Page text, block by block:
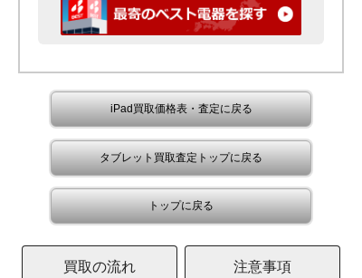
iPad買取価格表・査定に戻る
タブレット買取査定トップに戻る
トップに戻る
買取の流れ 注意事項